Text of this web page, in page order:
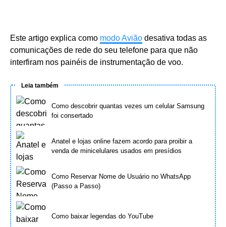
Este artigo explica como modo Avião desativa todas as
comunicações de rede do seu telefone para que não
interfiram nos painéis de instrumentação de voo.
Leia também
Como descobrir quantas vezes um celular Samsung
foi consertado
Anatel e lojas online fazem acordo para proibir a
venda de minicelulares usados em presídios
Como Reservar Nome de Usuário no WhatsApp
(Passo a Passo)
Como baixar legendas do YouTube